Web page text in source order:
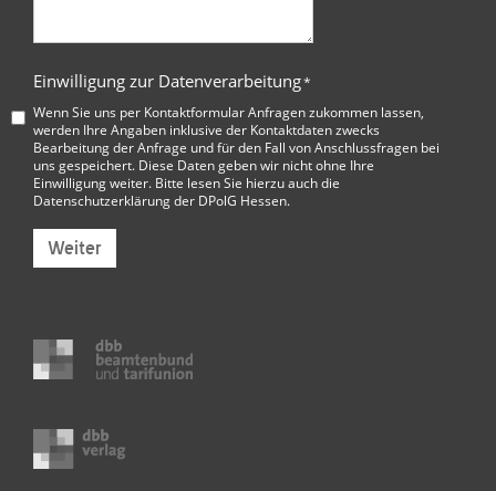
Einwilligung zur Datenverarbeitung*
Wenn Sie uns per Kontaktformular Anfragen zukommen lassen,
werden Ihre Angaben inklusive der Kontaktdaten zwecks
Bearbeitung der Anfrage und für den Fall von Anschlussfragen bei
uns gespeichert. Diese Daten geben wir nicht ohne Ihre
Einwilligung weiter. Bitte lesen Sie hierzu auch die
Datenschutzerklärung der DPolG Hessen.
Weiter